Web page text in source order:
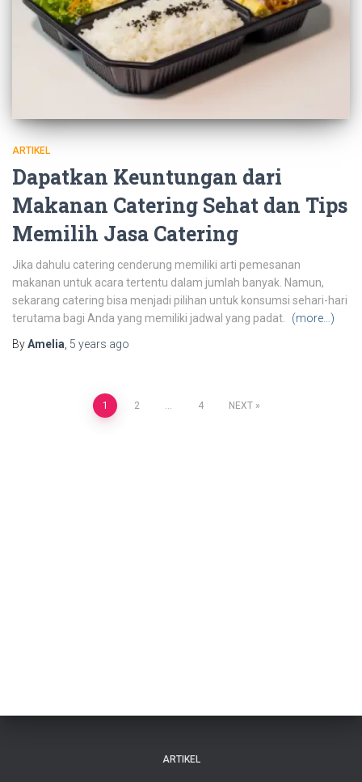
ARTIKEL
Dapatkan Keuntungan dari
Makanan Catering Sehat dan Tips
Memilih Jasa Catering
Jika dahulu catering cenderung memiliki arti pemesanan
makanan untuk acara tertentu dalam jumlah banyak. Namun,
sekarang catering bisa menjadi pilihan untuk konsumsi sehari-hari
terutama bagi Anda yang memiliki jadwal yang padat.
(more…)
ByAmelia 5 years ago
1 2 4 NEXT
ARTIKEL